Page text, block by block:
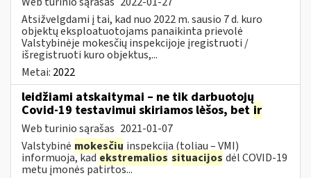
Atsižvelgdami į tai, kad nuo 2022 m. sausio 7 d. kuro
objektų eksploatuotojams panaikinta prievolė
Valstybinėje mokesčių inspekcijoje įregistruoti /
išregistruoti kuro objektus,...
Metai: 2022
leidžiami atskaitymai – ne tik darbuotojų
Covid-19 testavimui skiriamos lėšos, bet ir
Web turinio sąrašas 2021-01-07
Valstybinė mokesčių inspekcija (toliau – VMI)
informuoja, kadekstremalios situacijos dėl COVID-19
metu įmonės patirtos...